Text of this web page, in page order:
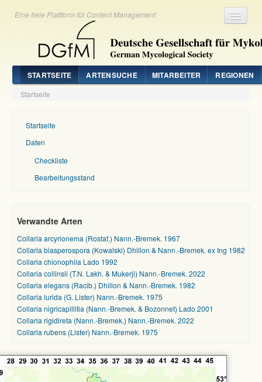
Eine freie Plattform für Content Management
STARTSEITE ARTENSUCHE MITARBEITER REGIONEN
Startseite
Startseite
Daten
Checkliste
Bearbeitungsstand
Verwandte Arten
Collaria arcyrionema (Rostaf.) Nann.-Bremek. 1967
Collaria biasperospora (Kowalski) Dhillon & Nann.-Bremek. ex Ing 1982
Collaria chionophila Lado 1992
Collaria collinsii (T.N. Lakh. & Mukerji) Nann.-Bremek. 2022
Collaria elegans (Racib.) Dhillon & Nann.-Bremek. 1982
Collaria lurida (G. Lister) Nann.-Bremek. 1975
Collaria nigricapillitia (Nann.-Bremek. & Bozonnet) Lado 2001
Collaria rigidireta (Nann.-Bremek.) Nann.-Bremek. 2022
Collaria rubens (Lister) Nann.-Bremek. 1975